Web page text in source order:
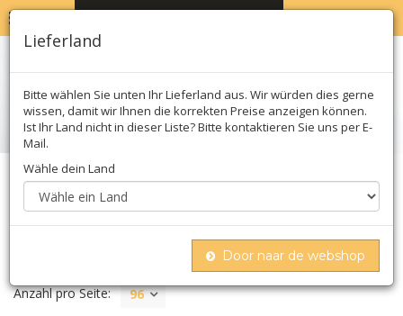
Anzahl pro Seite: 96
Lieferland
Bitte wählen Sie unten Ihr Lieferland aus. Wir würden dies gerne
wissen, damit wir Ihnen die korrekten Preise anzeigen können.
Ist Ihr Land nicht in dieser Liste? Bitte kontaktieren Sie uns per E-
Mail.
Wähle dein Land
Door naar de webshop